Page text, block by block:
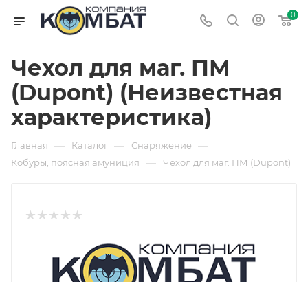
0
Чехол для маг. ПМ
(Dupont) (Неизвестная
характеристика)
Главная — Каталог — Снаряжение —
Кобуры, поясная амуниция — Чехол для маг. ПМ (Dupont)